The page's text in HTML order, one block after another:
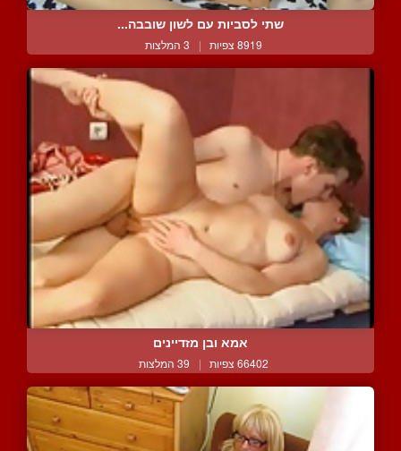
שתי לסביות עם לשון שובבה...
8919 צפיות | 3 המלצות
אמא ובן מזדיינים
66402 צפיות | 39 המלצות